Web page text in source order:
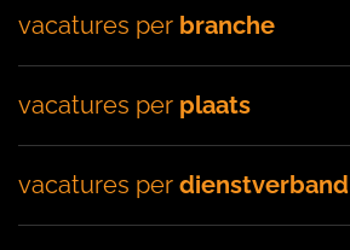
vacatures per branche
vacatures per plaats
vacatures per dienstverband